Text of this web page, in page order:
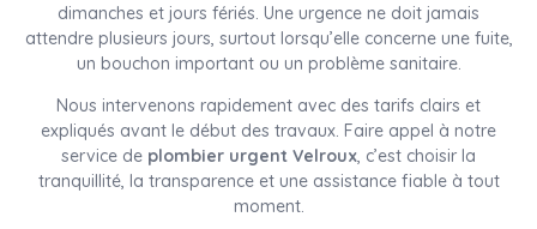
dimanches et jours fériés. Une urgence ne doit jamais
attendre plusieurs jours, surtout lorsqu’elle concerne une fuite,
un bouchon important ou un problème sanitaire.
Nous intervenons rapidement avec des tarifs clairs et
expliqués avant le début des travaux. Faire appel à notre
service de plombier urgent Velroux, c’est choisir la
tranquillité, la transparence et une assistance fiable à tout
moment.